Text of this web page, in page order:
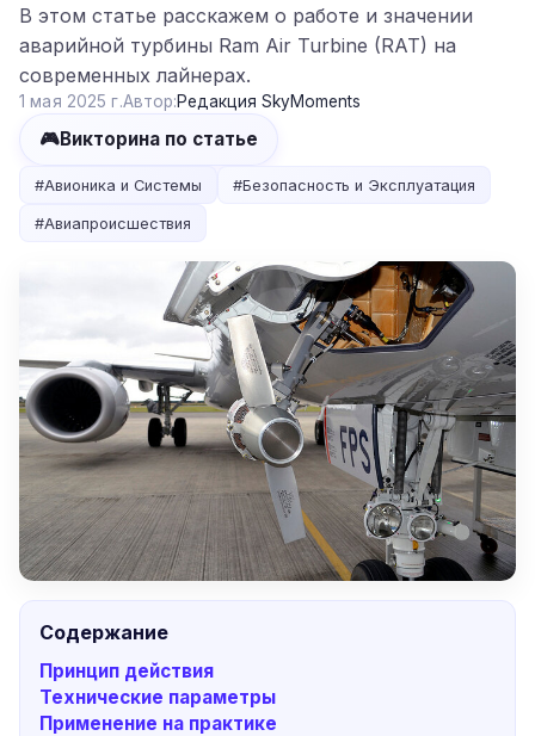
В этом статье расскажем о работе и значении
аварийной турбины Ram Air Turbine (RAT) на
современных лайнерах.
1 мая 2025 г.Автор:Редакция SkyMoments
🎮Викторина по статье
#Авионика и Системы #Безопасность и Эксплуатация
#Авиапроисшествия
Содержание
Принцип действия
Технические параметры
Применение на практике